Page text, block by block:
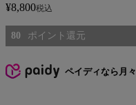
¥8,800税込
80
ペイディなら月々